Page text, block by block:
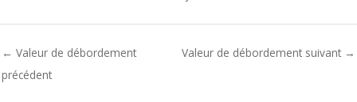
← Valeur de débordement
précédent
Valeur de débordement suivant →